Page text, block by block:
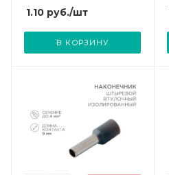
1.5-12 TOKOV ELECTRIC
TKE-NSVI-1.5-12-C05/100
1.10 руб./шт
В КОРЗИНУ